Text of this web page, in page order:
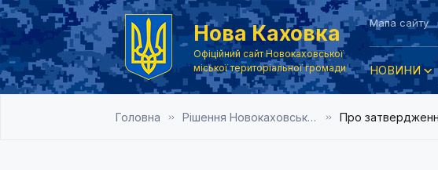
Нова Каховка
Офіційний сайт Новокаховської
міської територіальної громади
Мапа сайту
НОВИНИ
Головна Рішення Новокаховської міської ради 2019 рік Про